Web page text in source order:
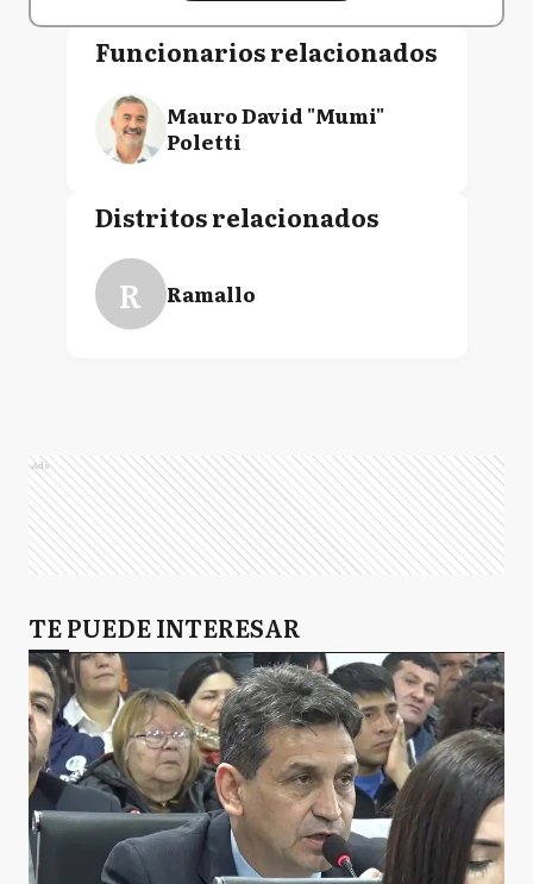
Funcionarios relacionados
Mauro David "Mumi"
Poletti
Distritos relacionados
R Ramallo
Ads
TE PUEDE INTERESAR